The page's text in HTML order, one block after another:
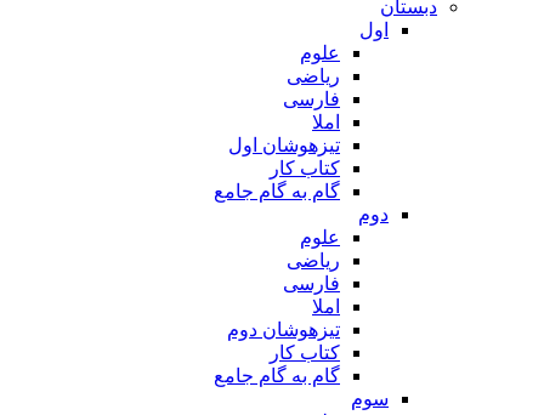
دبستان
اول
علوم
ریاضی
فارسی
املا
تیزهوشان اول
کتاب کار
گام به گام جامع
دوم
علوم
ریاضی
فارسی
املا
تیزهوشان دوم
کتاب کار
گام به گام جامع
سوم